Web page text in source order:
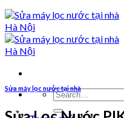
Search
for:
Sửa máy lọc nước tại nhà